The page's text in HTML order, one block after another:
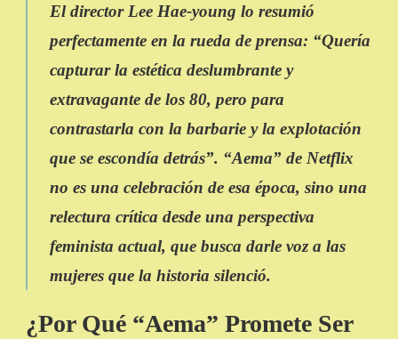
El director Lee Hae-young lo resumió
perfectamente en la rueda de prensa: “Quería
capturar la estética deslumbrante y
extravagante de los 80, pero para
contrastarla con la barbarie y la explotación
que se escondía detrás”. “Aema” de Netflix
no es una celebración de esa época, sino una
relectura crítica desde una perspectiva
feminista actual, que busca darle voz a las
mujeres que la historia silenció.
¿Por Qué “Aema” Promete Ser